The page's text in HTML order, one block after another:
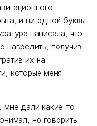
и ни одной буквы
написала, что
навредить, получив
их на
которые меня
мне дали какие-то
но говорить